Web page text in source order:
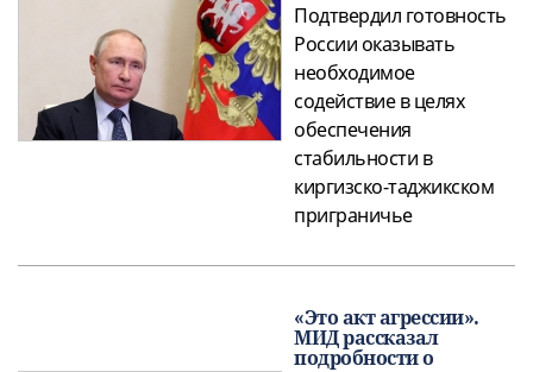
Подтвердил готовность
России оказывать
необходимое
содействие в целях
обеспечения
стабильности в
киргизско-таджикском
приграничье
«Это акт агрессии».
МИД рассказал
подробности о